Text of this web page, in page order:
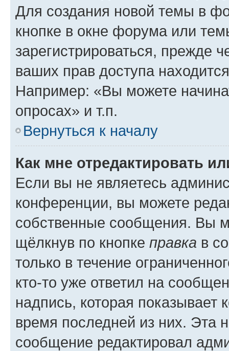
Для создания новой темы в
кнопке в окне форума или
зарегистрироваться, прежде
ваших прав доступа
Например: «Вы можете
опросах» и т.п.
Вернуться к началу
Как мне отредактировать
Если вы не являетесь
конференции, вы можете
собственные сообщения. Вы
щёлкнув по кнопке правка в
только в течение
кто-то уже ответил на
надпись, которая показывает
время последней из них. Эта
сообщение редактировал